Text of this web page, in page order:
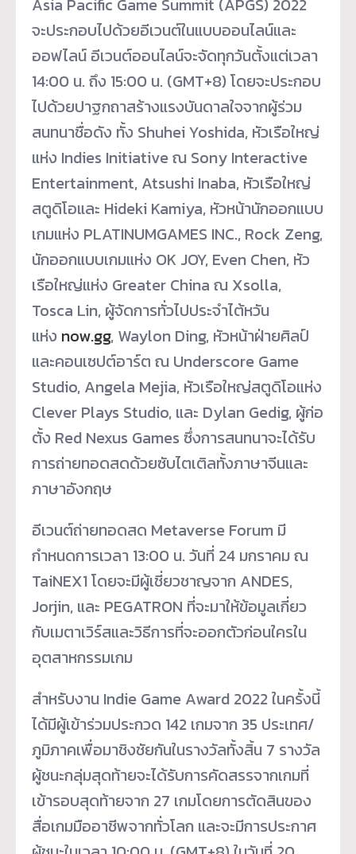
จะประกอบไปด้วยอีเวนต์ในแบบออนไลน์และ
ออฟไลน์ อีเวนต์ออนไลน์จะจัดทุกวันตั้งแต่เวลา
14:00 น. ถึง 15:00 น. (GMT+8) โดยจะประกอบ
ไปด้วยปาฐกถาสร้างแรงบันดาลใจจากผู้ร่วม
สนทนาชื่อดัง ทั้ง Shuhei Yoshida, หัวเรือใหญ่
แห่ง Indies Initiative ณ Sony Interactive
Entertainment, Atsushi Inaba, หัวเรือใหญ่
สตูดิโอและ Hideki Kamiya, หัวหน้านักออกแบบ
เกมแห่ง PLATINUMGAMES INC., Rock Zeng,
นักออกแบบเกมแห่ง OK JOY, Even Chen, หัว
เรือใหญ่แห่ง Greater China ณ Xsolla,
Tosca Lin, ผู้จัดการทั่วไปประจำไต้หวัน
แห่ง now.gg, Waylon Ding, หัวหน้าฝ่ายศิลป์
และคอนเซปต์อาร์ต ณ Underscore Game
Studio, Angela Mejia, หัวเรือใหญ่สตูดิโอแห่ง
Clever Plays Studio, และ Dylan Gedig, ผู้ก่อ
ตั้ง Red Nexus Games ซึ่งการสนทนาจะได้รับ
การถ่ายทอดสดด้วยซับไตเติลทั้งภาษาจีนและ
ภาษาอังกฤษ
อีเวนต์ถ่ายทอดสด Metaverse Forum มี
กำหนดการเวลา 13:00 น. วันที่ 24 มกราคม ณ
TaiNEX1 โดยจะมีผู้เชี่ยวชาญจาก ANDES,
Jorjin, และ PEGATRON ที่จะมาให้ข้อมูลเกี่ยว
กับเมตาเวิร์สและวิธีการที่จะออกตัวก่อนใครใน
อุตสาหกรรมเกม
สำหรับงาน Indie Game Award 2022 ในครั้งนี้
ได้มีผู้เข้าร่วมประกวด 142 เกมจาก 35 ประเทศ/
ภูมิภาคเพื่อมาชิงชัยกันในรางวัลทั้งสิ้น 7 รางวัล
ผู้ชนะกลุ่มสุดท้ายจะได้รับการคัดสรรจากเกมที่
เข้ารอบสุดท้ายจาก 27 เกมโดยการตัดสินของ
สื่อเกมมืออาชีพจากทั่วโลก และจะมีการประกาศ